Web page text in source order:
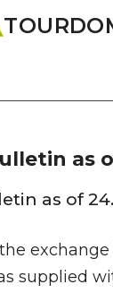
as
as of
exchange
supplied